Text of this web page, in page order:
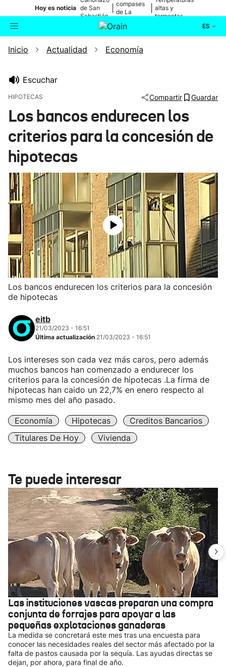
Hoy es noticia de San
Sebastián
compases
de La
altas y
tormentas
ES
Buscador Actualidad
Ikusmiran
Inicio Actualidad Economía
Escuchar
HIPOTECAS Compartir Guardar
Los bancos endurecen los
criterios para la concesión de
hipotecas
Los bancos endurecen los criterios para la concesión
de hipotecas
eitb
21/03/2023 - 16:51
Última actualización 21/03/2023 - 16:51
Los intereses son cada vez más caros, pero además
muchos bancos han comenzado a endurecer los
criterios para la concesión de hipotecas .La firma de
hipotecas han caido un 22,7% en enero respecto al
mismo mes del año pasado.
Economía Hipotecas
Creditos Bancarios
Titulares De Hoy
Vivienda
Te puede interesar
Las instituciones vascas preparan una compra
conjunta de forrajes para apoyar a las
pequeñas explotaciones ganaderas
La medida se concretará este mes tras una encuesta para
conocer las necesidades reales del sector más afectado por la
falta de pastos causada por la sequía. Las ayudas directas se
dejan, por ahora, para final de año.